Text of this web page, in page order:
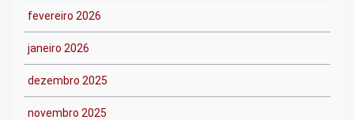
fevereiro 2026
janeiro 2026
dezembro 2025
novembro 2025